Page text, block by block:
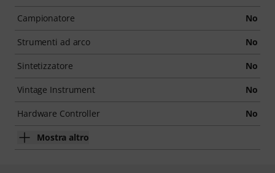
Campionatore No
Strumenti ad arco No
Sintetizzatore No
Vintage Instrument No
Hardware Controller No
Mostra altro